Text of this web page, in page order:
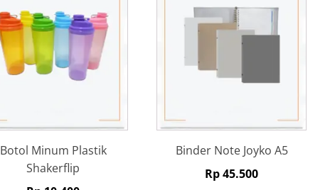
Botol Minum Plastik
Shakerflip
Binder Note Joyko A5
Rp45.500